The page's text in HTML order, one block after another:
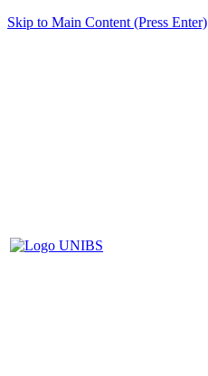
Skip to Main Content (Press Enter)